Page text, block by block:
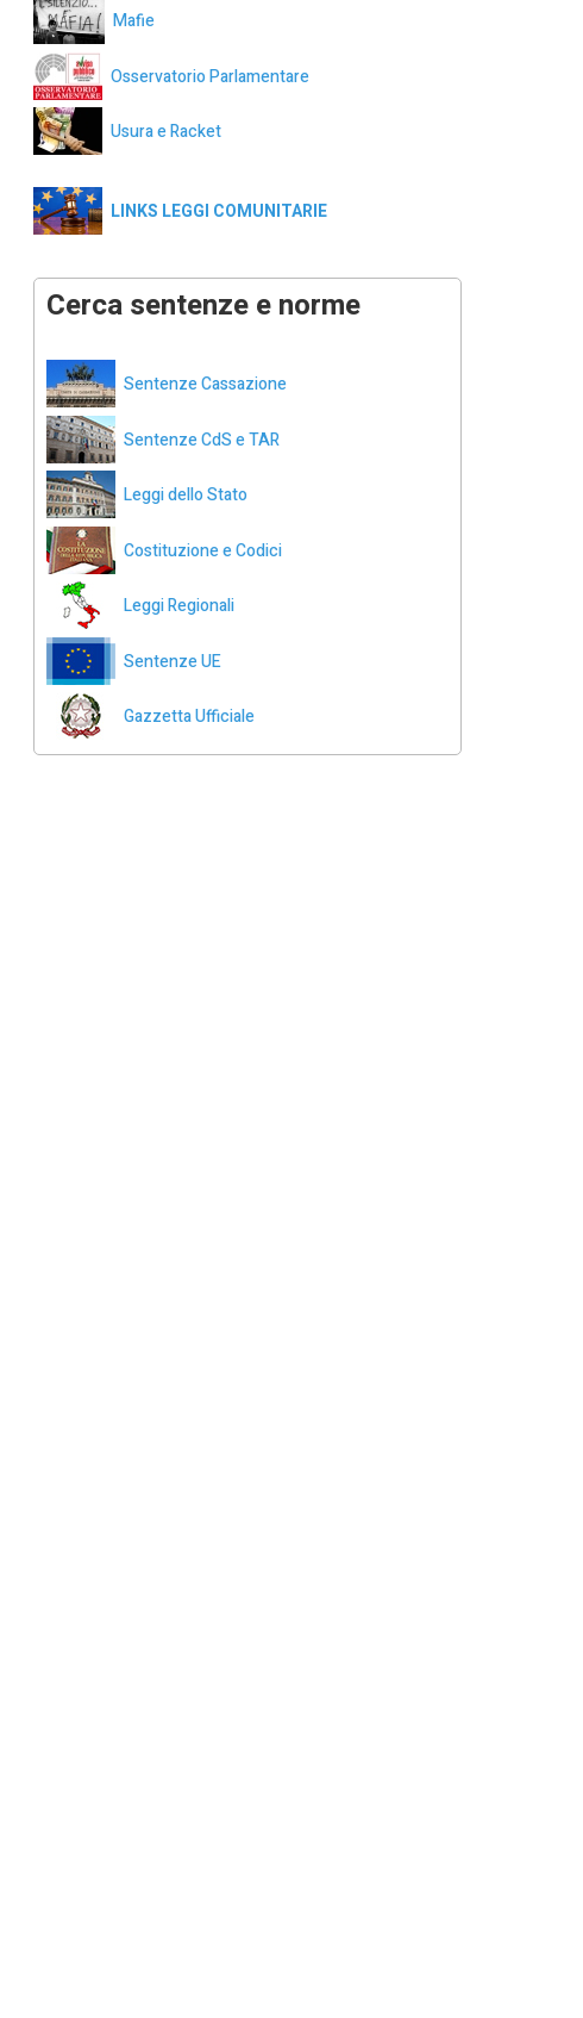
Mafie
Osservatorio Parlamentare
Usura e Racket
LINKS LEGGI COMUNITARIE
Cerca sentenze e norme
Sentenze Cassazione
Sentenze CdS e TAR
Leggi dello Stato
Costituzione e Codici
Leggi Regionali
Sentenze UE
Gazzetta Ufficiale